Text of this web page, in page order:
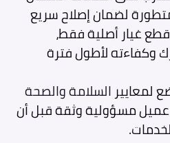
لضمان إصلاح سريع
غيار أصلية فقط،
وكفاءته لأطول فترة
لمعاييرالسلامة والصحة
عميل مسؤولية وثقة قبل أن